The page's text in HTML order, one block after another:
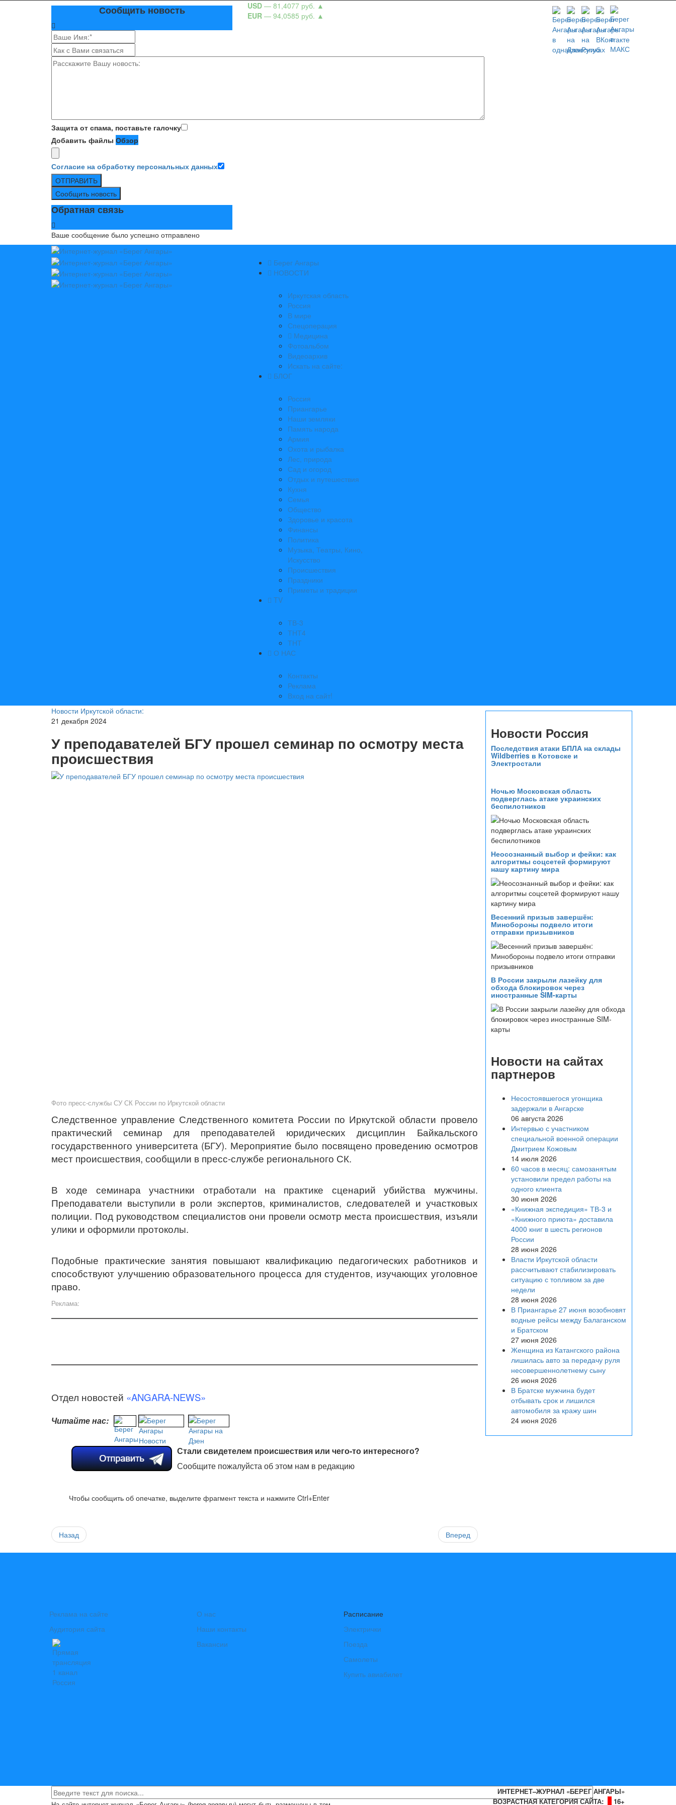
Сообщить новость
Защита от спама, поставьте галочку
Добавить файлы Обзор
Согласие на обработку персональных данных
ОТПРАВИТЬ
Сообщить новость
Обратная связь
Ваше сообщение было успешно отправлено
USD — 81,4077 руб. ▲
EUR — 94,0585 руб. ▲
Берег Ангары
НОВОСТИ
Иркутская область
Россия
В мире
Спецоперация
Медицина
Фотоальбом
Видеоархив
Искать на сайте:
БЛОГ
Россия
Приангарье
Наши земляки
Память народа
Армия
Охота и рыбалка
Лес, природа
Сад и огород
Отдых и путешествия
Кухня
Семья
Общество
Здоровье и красота
Финансы
Политика
Музыка, Театры, Кино,
Искусство
Происшествия
Праздники
Приметы и традиции
TV
ТВ-3
ТНТ4
ТНТ
О НАС
Контакты
Реклама
Вход на сайт!
Новости Иркутской области:
21 декабря 2024
У преподавателей БГУ прошел семинар по осмотру места
происшествия
Фото пресс-службы СУ СК России по Иркутской области
Следственное управление Следственного комитета России по Иркутской области провело
практический семинар для преподавателей юридических дисциплин Байкальского
государственного университета (БГУ). Мероприятие было посвящено проведению осмотров
мест происшествия, сообщили в пресс-службе регионального СК.
В ходе семинара участники отработали на практике сценарий убийства мужчины.
Преподаватели выступили в роли экспертов, криминалистов, следователей и участковых
полиции. Под руководством специалистов они провели осмотр места происшествия, изъяли
улики и оформили протоколы.
Подобные практические занятия повышают квалификацию педагогических работников и
способствуют улучшению образовательного процесса для студентов, изучающих уголовное
право.
Реклама:
Отдел новостей «ANGARA-NEWS»
Читайте нас:
Стали свидетелем происшествия или чего-то интересного?
Сообщите пожалуйста об этом нам в редакцию
Чтобы сообщить об опечатке, выделите фрагмент текста и нажмите Ctrl+Enter
Назад Вперед
Новости Россия
Последствия атаки БПЛА на склады
Wildberries в Котовске и
Электростали
Ночью Московская область
подверглась атаке украинских
беспилотников
Неосознанный выбор и фейки: как
алгоритмы соцсетей формируют
нашу картину мира
Весенний призыв завершён:
Минобороны подвело итоги
отправки призывников
В России закрыли лазейку для
обхода блокировок через
иностранные SIM-карты
Новости на сайтах
партнеров
Несостоявшегося угонщика
задержали в Ангарске
06 августа 2026
Интервью с участником
специальной военной операции
Дмитрием Кожовым
14 июля 2026
60 часов в месяц: самозанятым
установили предел работы на
одного клиента
30 июня 2026
«Книжная экспедиция» ТВ-3 и
«Книжного приюта» доставила
4000 книг в шесть регионов
России
28 июня 2026
Власти Иркутской области
рассчитывают стабилизировать
ситуацию с топливом за две
недели
28 июня 2026
В Приангарье 27 июня возобновят
водные рейсы между Балаганском
и Братском
27 июня 2026
Женщина из Катангского района
лишилась авто за передачу руля
несовершеннолетнему сыну
26 июня 2026
В Братске мужчина будет
отбывать срок и лишился
автомобиля за кражу шин
24 июня 2026
Реклама на сайте
Аудитория сайта
О нас
Наши контакты
Вакансии
Расписание
Электрички
Поезда
Самолеты
Купить авиабилет
ИНТЕРНЕТ–ЖУРНАЛ «БЕРЕГ АНГАРЫ»
ВОЗРАСТНАЯ КАТЕГОРИЯ САЙТА:
16+